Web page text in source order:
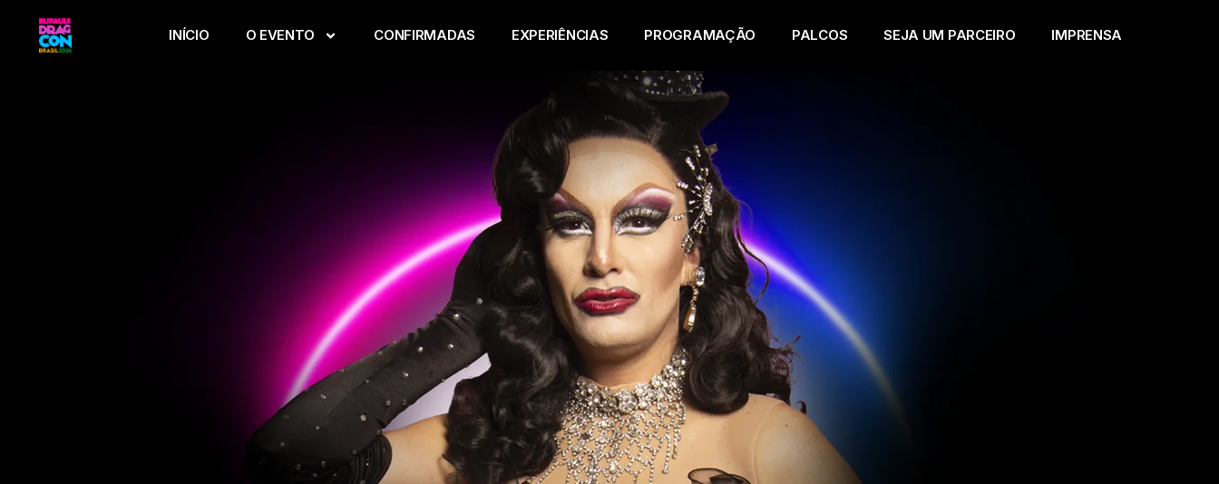
INÍCIO O EVENTO CONFIRMADAS EXPERIÊNCIAS PROGRAMAÇÃO PALCOS SEJA UM PARCEIRO IMPRENSA